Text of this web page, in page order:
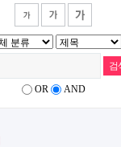
OR AND